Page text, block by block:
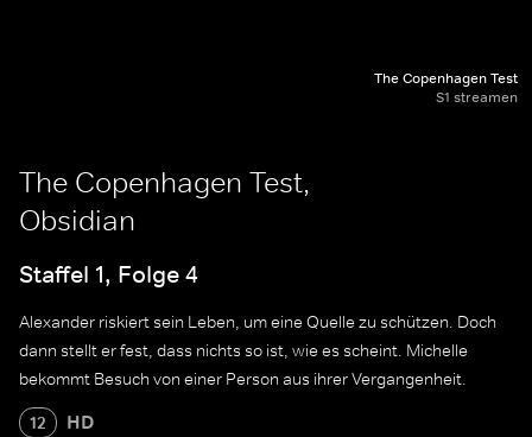
The Copenhagen Test
S1 streamen
The Copenhagen Test,
Obsidian
Staffel 1, Folge 4
Alexander riskiert sein Leben, um eine Quelle zu schützen. Doch
dann stellt er fest, dass nichts so ist, wie es scheint. Michelle
bekommt Besuch von einer Person aus ihrer Vergangenheit.
12 HD